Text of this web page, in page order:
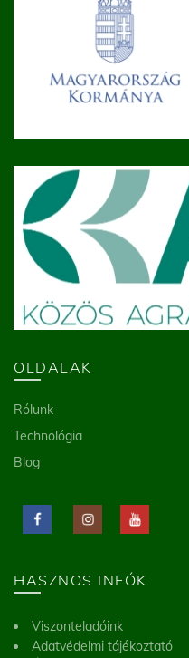
OLDALAK
Rólunk
Technológia
Blog
HASZNOS INFÓK
Viszonteladóink
Adatvédelmi tájékoztató